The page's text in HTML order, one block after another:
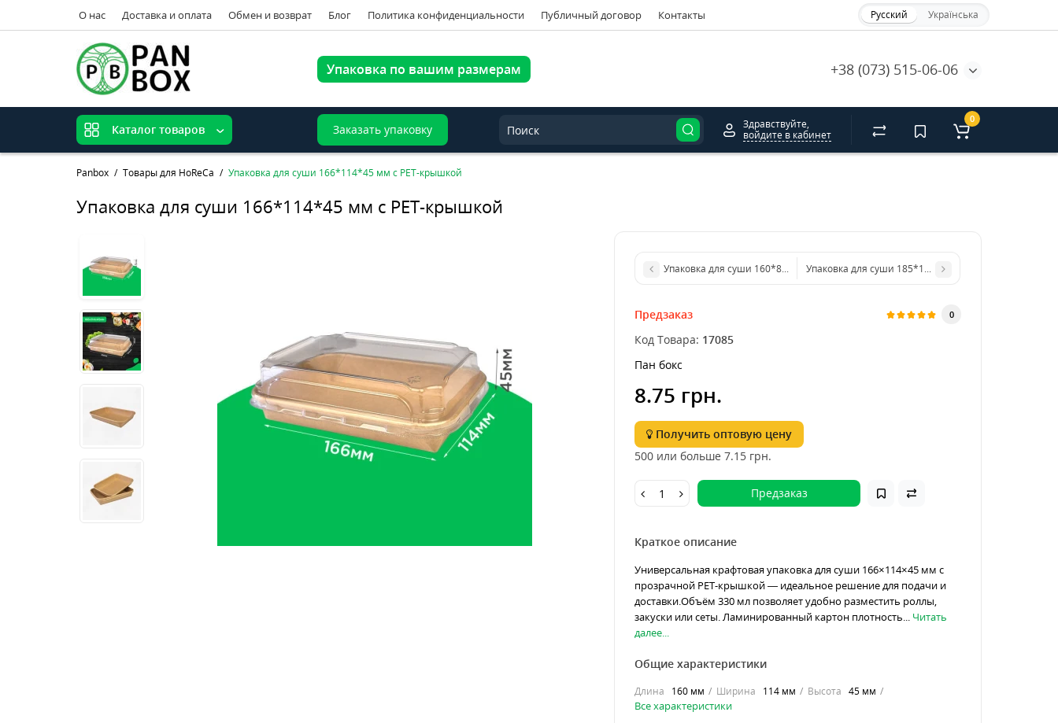
О нас Доставка и оплата Обмен и возврат Блог Политика конфиденциальности Публичный договор Контакты Русский Українська
+38 (073) 515-06-06
Упаковка по вашим размерам
Каталог товаров Заказать упаковку
Здравствуйте,
войдите в кабинет
0
Panbox Товары для HoReCa Упаковка для суши 166*114*45 мм с PET-крышкой
Упаковка для суши 166*114*45 мм с PET-крышкой
Упаковка для суши 160*89*45 мм с PET-крышкойУпаковка для суши 185*128*45 мм с PET-крышкой
Предзаказ 0
Код Товара: 17085
Пан бокс
8.75 грн.
Получить оптовую цену
500 или больше 7.15грн.
Предзаказ
Краткое описание
Универсальная крафтовая упаковка для суши 166×114×45 мм с
прозрачной PET-крышкой — идеальное решение для подачи и
доставки.Объём 330 мл позволяет удобно разместить роллы,
закуски или сеты. Ламинированный картон плотность... Читать
далее...
Общие характеристики
Длина 160 мм Ширина 114 мм Высота 45 мм
Все характеристики